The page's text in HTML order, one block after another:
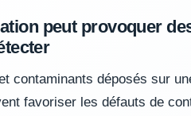
peut provoquer
contaminants déposés sur
favoriser les défauts de